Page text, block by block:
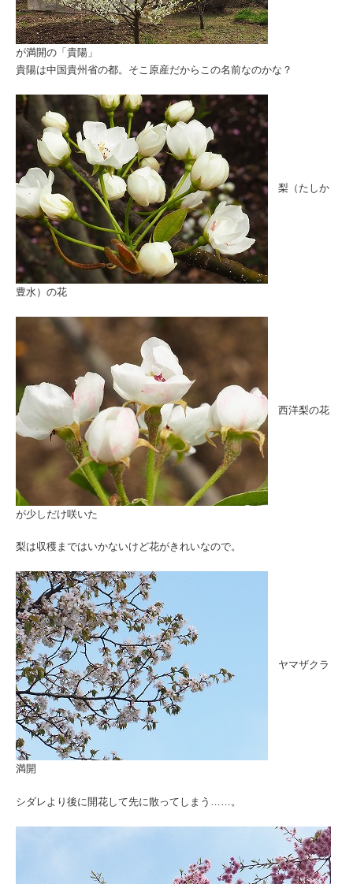
が満開の「貴陽」
貴陽は中国貴州省の都。そこ原産だからこの名前なのかな？
梨（たしか
豊水）の花
西洋梨の花
が少しだけ咲いた
梨は収穫まではいかないけど花がきれいなので。
ヤマザクラ
満開
シダレより後に開花して先に散ってしまう……。